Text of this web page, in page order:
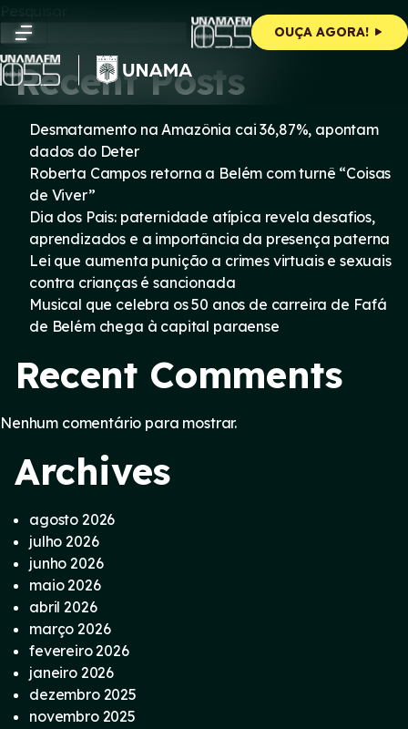
content
OUÇA AGORA!
Pesquisar
Pesquisar
Recent Posts
Desmatamento na Amazônia cai 36,87%, apontam
dados do Deter
Roberta Campos retorna a Belém com turnê “Coisas
de Viver”
Dia dos Pais: paternidade atípica revela desafios,
aprendizados e a importância da presença paterna
Lei que aumenta punição a crimes virtuais e sexuais
contra crianças é sancionada
Musical que celebra os 50 anos de carreira de Fafá
de Belém chega à capital paraense
Recent Comments
Nenhum comentário para mostrar.
Archives
agosto 2026
julho 2026
junho 2026
maio 2026
abril 2026
março 2026
fevereiro 2026
janeiro 2026
dezembro 2025
novembro 2025